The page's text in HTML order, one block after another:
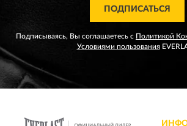
ПОДПИСАТЬСЯ
Подписываясь, Вы соглашаетесь с Политикой
Условиями пользования